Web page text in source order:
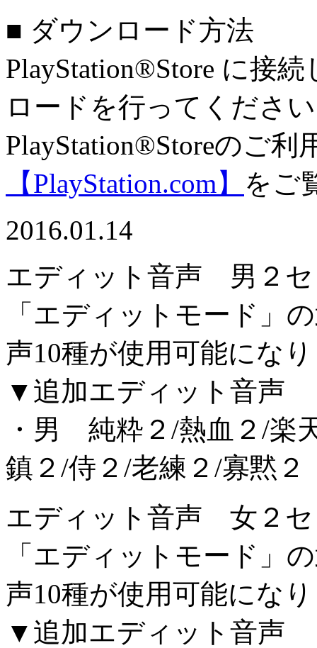
■ ダウンロード方法
PlayStation®Store に接
ロードを行ってくださ
PlayStation®Storeのご利
【PlayStation.com】 をご
2016.01.14
エディット音声 男２
「エディットモード」
声10種が使用可能にな
▼追加エディット音声
・男 純粋２/熱血２/楽
鎮２/侍２/老練２/寡黙２
エディット音声 女２
「エディットモード」
声10種が使用可能にな
▼追加エディット音声